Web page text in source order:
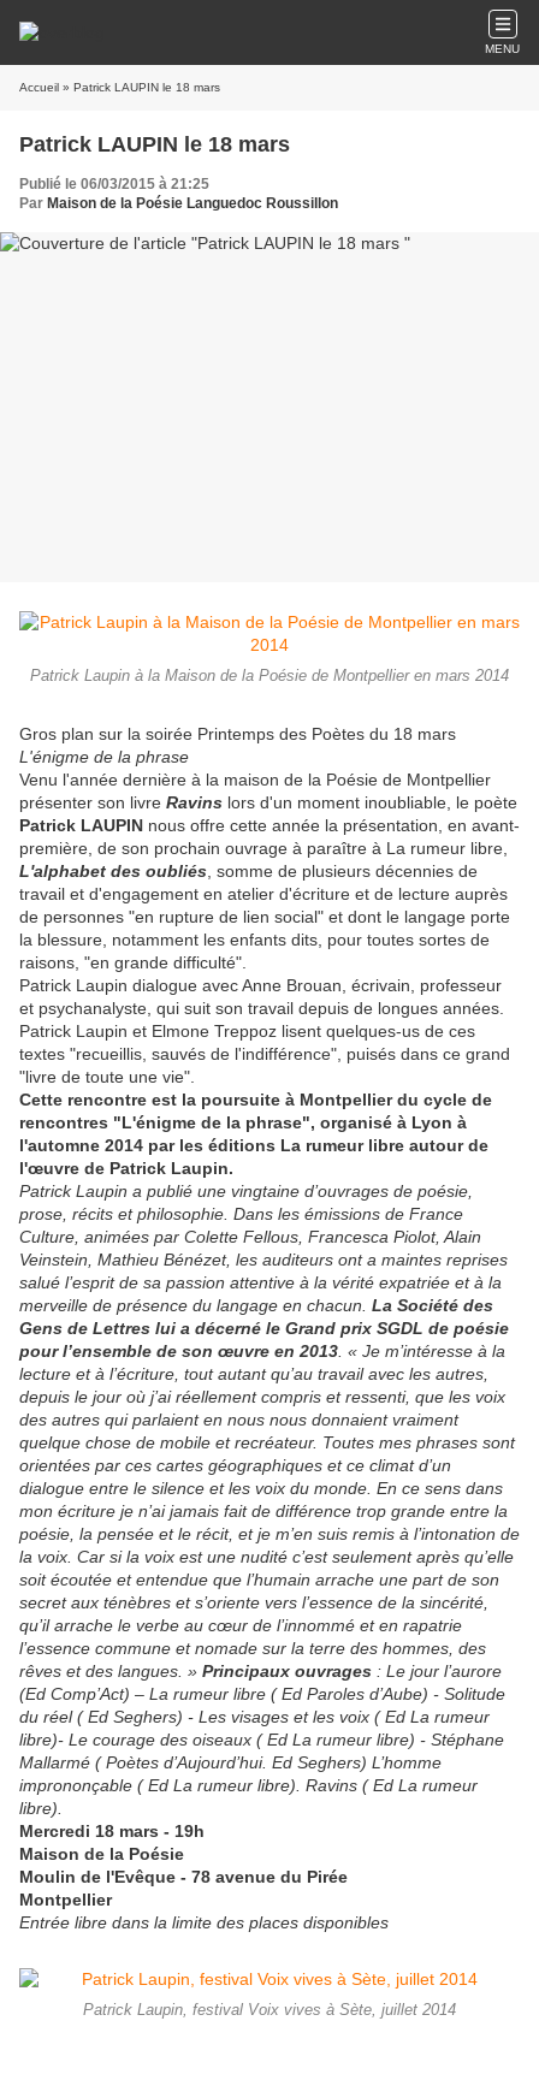
MENU
Accueil » Patrick LAUPIN le 18 mars
Patrick LAUPIN le 18 mars
Publié le 06/03/2015 à 21:25
Par Maison de la Poésie Languedoc Roussillon
Patrick Laupin à la Maison de la Poésie de Montpellier en mars 2014
Gros plan sur la soirée Printemps des Poètes du 18 mars
L'énigme de la phrase
Venu l'année dernière à la maison de la Poésie de Montpellier
présenter son livre Ravins lors d'un moment inoubliable, le poète
Patrick LAUPIN nous offre cette année la présentation, en avant-
première, de son prochain ouvrage à paraître à La rumeur libre,
L'alphabet des oubliés , somme de plusieurs décennies de
travail et d'engagement en atelier d'écriture et de lecture auprès
de personnes "en rupture de lien social" et dont le langage porte
la blessure, notamment les enfants dits, pour toutes sortes de
raisons, "en grande difficulté".
Patrick Laupin dialogue avec Anne Brouan, écrivain, professeur
et psychanalyste, qui suit son travail depuis de longues années.
Patrick Laupin et Elmone Treppoz lisent quelques-us de ces
textes "recueillis, sauvés de l'indifférence", puisés dans ce grand
"livre de toute une vie".
Cette rencontre est la poursuite à Montpellier du cycle de
rencontres "L'énigme de la phrase", organisé à Lyon à
l'automne 2014 par les éditions La rumeur libre autour de
l'œuvre de Patrick Laupin.
Patrick Laupin a publié une vingtaine d’ouvrages de poésie,
prose, récits et philosophie. Dans les émissions de France
Culture, animées par Colette Fellous, Francesca Piolot, Alain
Veinstein, Mathieu Bénézet, les auditeurs ont a maintes reprises
salué l’esprit de sa passion attentive à la vérité expatriée et à la
merveille de présence du langage en chacun. La Société des
Gens de Lettres lui a décerné le Grand prix SGDL de poésie
pour l’ensemble de son œuvre en 2013 . « Je m’intéresse à la
lecture et à l’écriture, tout autant qu’au travail avec les autres,
depuis le jour où j’ai réellement compris et ressenti, que les voix
des autres qui parlaient en nous nous donnaient vraiment
quelque chose de mobile et recréateur. Toutes mes phrases sont
orientées par ces cartes géographiques et ce climat d’un
dialogue entre le silence et les voix du monde. En ce sens dans
mon écriture je n’ai jamais fait de différence trop grande entre la
poésie, la pensée et le récit, et je m’en suis remis à l’intonation de
la voix. Car si la voix est une nudité c’est seulement après qu’elle
soit écoutée et entendue que l’humain arrache une part de son
secret aux ténèbres et s’oriente vers l’essence de la sincérité,
qu’il arrache le verbe au cœur de l’innommé et en rapatrie
l’essence commune et nomade sur la terre des hommes, des
rêves et des langues. » Principaux ouvrages : Le jour l’aurore
(Ed Comp’Act) – La rumeur libre ( Ed Paroles d’Aube) - Solitude
du réel ( Ed Seghers) - Les visages et les voix ( Ed La rumeur
libre)- Le courage des oiseaux ( Ed La rumeur libre) - Stéphane
Mallarmé ( Poètes d’Aujourd’hui. Ed Seghers) L’homme
imprononçable ( Ed La rumeur libre). Ravins ( Ed La rumeur
libre).
Mercredi 18 mars - 19h
Maison de la Poésie
Moulin de l'Evêque - 78 avenue du Pirée
Montpellier
Entrée libre dans la limite des places disponibles
Patrick Laupin, festival Voix vives à Sète, juillet 2014